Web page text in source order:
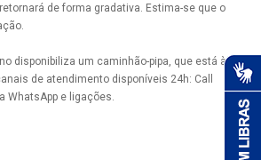
de forma gradativa. Estima-se que o
disponibiliza um caminhão-pipa, que está à
de atendimento disponíveis 24h: Call
WhatsApp e ligações.